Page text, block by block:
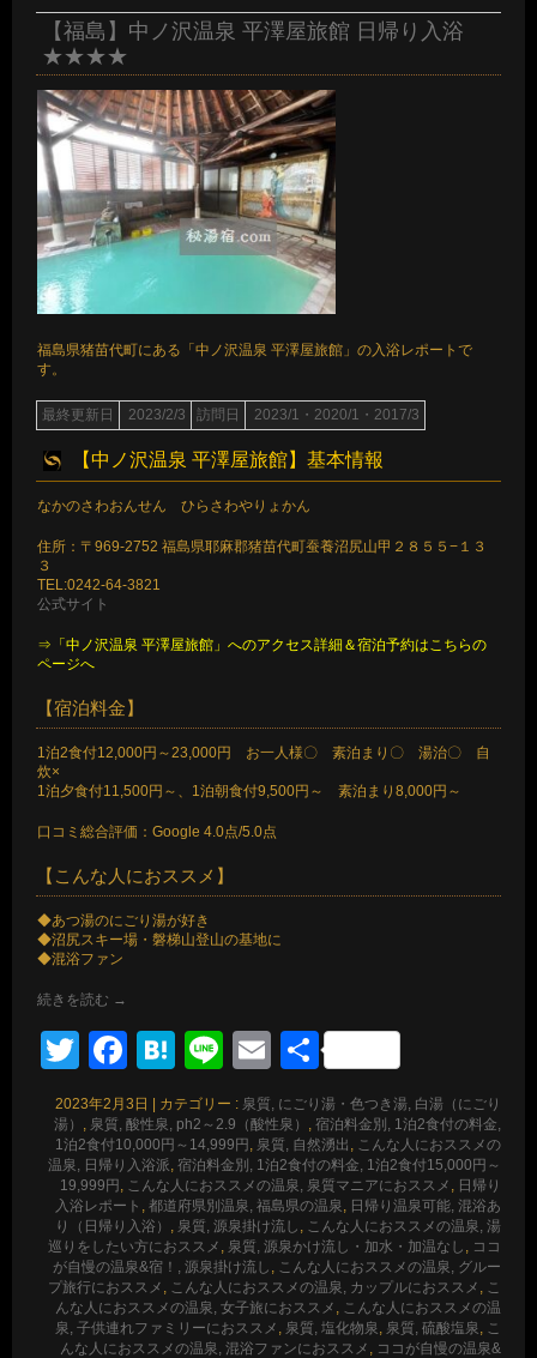
【福島】中ノ沢温泉 平澤屋旅館 日帰り入浴
★★★★
福島県猪苗代町にある「中ノ沢温泉 平澤屋旅館」の入浴レポートで
す。
最終更新日 2023/2/3 訪問日 2023/1・2020/1・2017/3
【中ノ沢温泉 平澤屋旅館】基本情報
なかのさわおんせん ひらさわやりょかん
住所：〒969-2752 福島県耶麻郡猪苗代町蚕養沼尻山甲２８５５−１３
３
TEL:0242-64-3821
公式サイト
⇒「中ノ沢温泉 平澤屋旅館」へのアクセス詳細＆宿泊予約はこちらの
ページへ
【宿泊料金】
1泊2食付12,000円～23,000円 お一人様〇 素泊まり〇 湯治〇 自
炊×
1泊夕食付11,500円～、1泊朝食付9,500円～ 素泊まり8,000円～
口コミ総合評価：Google 4.0点/5.0点
【こんな人におススメ】
◆あつ湯のにごり湯が好き
◆沼尻スキー場・磐梯山登山の基地に
◆混浴ファン
続きを読む →
TwitterFacebook
Hatena
LineEmail
共
有
2023年2月3日 | カテゴリー : 泉質, にごり湯・色つき湯, 白湯（にごり
湯） , 泉質, 酸性泉, ph2～2.9（酸性泉） , 宿泊料金別, 1泊2食付の料金,
1泊2食付10,000円～14,999円, 泉質, 自然湧出 , こんな人におススメの
温泉, 日帰り入浴派, 宿泊料金別, 1泊2食付の料金, 1泊2食付15,000円～
19,999円, こんな人におススメの温泉, 泉質マニアにおススメ , 日帰り
入浴レポート , 都道府県別温泉, 福島県の温泉, 日帰り温泉可能, 混浴あ
り（日帰り入浴） , 泉質, 源泉掛け流し , こんな人におススメの温泉, 湯
巡りをしたい方におススメ , 泉質, 源泉かけ流し・加水・加温なし , ココ
が自慢の温泉&宿！, 源泉掛け流し , こんな人におススメの温泉, グルー
プ旅行におススメ , こんな人におススメの温泉, カップルにおススメ , こ
んな人におススメの温泉, 女子旅におススメ , こんな人におススメの温
泉, 子供連れファミリーにおススメ , 泉質, 塩化物泉, 泉質, 硫酸塩泉, こ
んな人におススメの温泉, 混浴ファンにおススメ , ココが自慢の温泉&